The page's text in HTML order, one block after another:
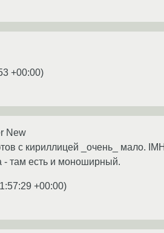
+00:00)
New
с кириллицей _очень_ мало.
- там есть и моноширный.
+00:00)